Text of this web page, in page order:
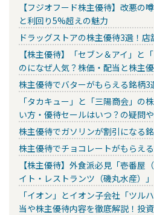
【フジオフード株主優待】改悪の
と利回り5%超えの魅力
ドラッグストアの株主優待3選！
【株主優待】「セブン＆アイ」と
のになぜ人気？株価・配当と株主
株主優待でバターがもらえる銘柄3
「タカキュー」と「三陽商会」の
い方・優待セールはいつ？の疑問
株主優待でガソリンが割引になる
株主優待でチョコレートがもらえ
【株主優待】外食派必見「壱番屋
イト・レストランツ（磯丸水産）
「イオン」とイオン子会社「ツル
当や株主優待内容を徹底解説！投